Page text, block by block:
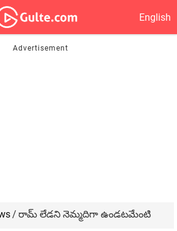
English
/ రామ్ లేడని నెమ్మదిగా ఉండటమేంటి